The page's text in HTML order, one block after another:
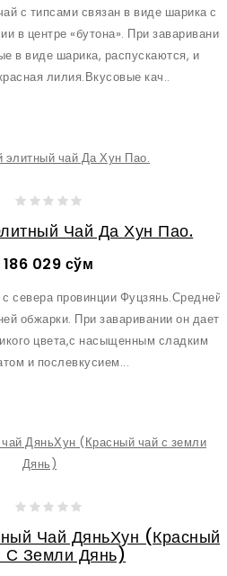
с типсами связан в виде шарика с
в центре «бутона». При заваривании
в виде шарика, распускаются, и
лилия.Вкусовые кач..
Чай Да Хун Пао.
186 029 сўм
севера провинции Фуцзянь.Средней
обжарки. При заваривании он дает
цвета,с насыщенным сладким
и послевкусием...
Чай ДяньХун (Красный
С Земли Дянь)